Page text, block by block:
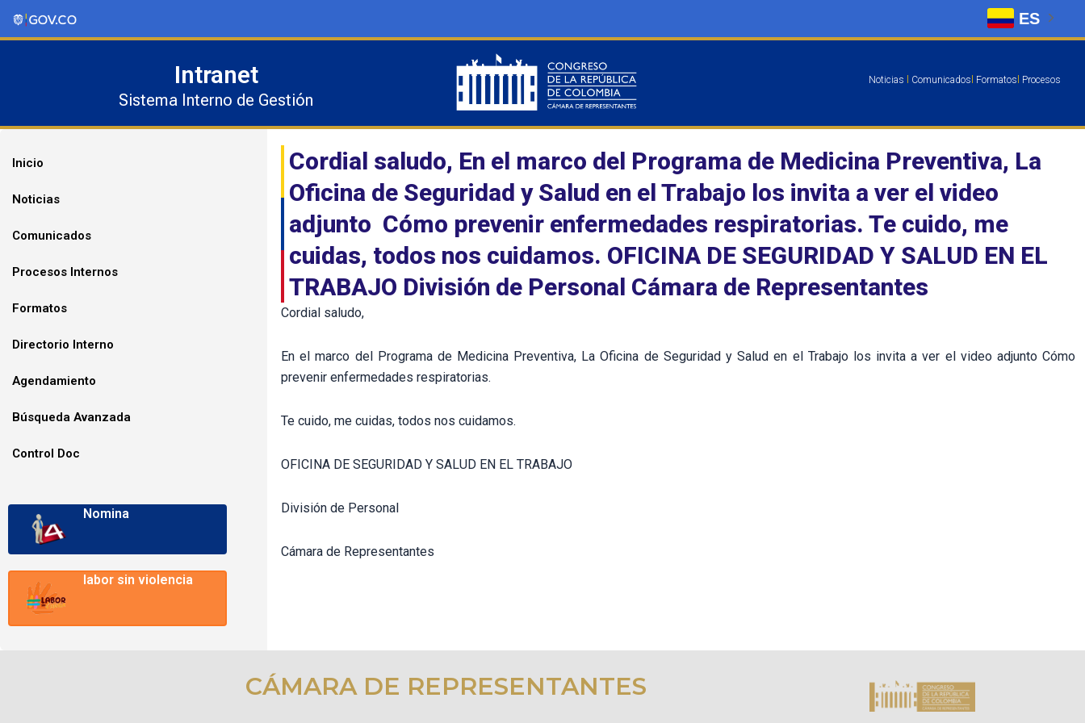
Intranet
Sistema Interno de Gestión
Noticias Comunicados Formatos Procesos
Inicio
Noticias
Comunicados
Procesos Internos
Formatos
Directorio Interno
Agendamiento
Búsqueda Avanzada
Control Doc
Nomina
labor sin violencia
Cordial saludo, En el marco del Programa de Medicina Preventiva, La
Oficina de Seguridad y Salud en el Trabajo los invita a ver el video
adjunto Cómo prevenir enfermedades respiratorias. Te cuido, me
cuidas, todos nos cuidamos. OFICINA DE SEGURIDAD Y SALUD EN EL
TRABAJO División de Personal Cámara de Representantes
Cordial saludo,
En el marco del Programa de Medicina Preventiva, La Oficina de Seguridad y Salud en el Trabajo los invita a ver el video adjunto Cómo
prevenir enfermedades respiratorias.
Te cuido, me cuidas, todos nos cuidamos.
OFICINA DE SEGURIDAD Y SALUD EN EL TRABAJO
División de Personal
Cámara de Representantes
CÁMARA DE REPRESENTANTES
ES